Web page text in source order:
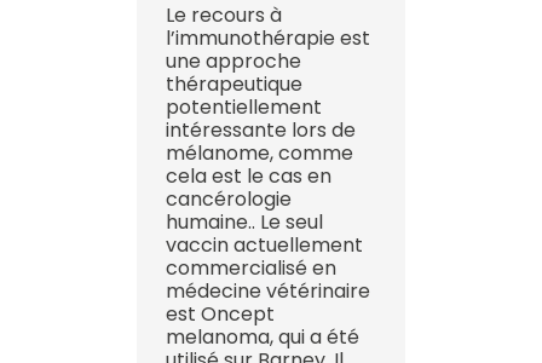
Le recours à
l’immunothérapie est
une approche
thérapeutique
potentiellement
intéressante lors de
mélanome, comme
cela est le cas en
cancérologie
humaine.. Le seul
vaccin actuellement
commercialisé en
médecine vétérinaire
est Oncept
melanoma, qui a été